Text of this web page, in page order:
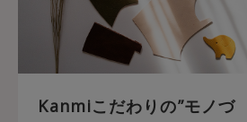
Kanmiこだわりの”モノづ